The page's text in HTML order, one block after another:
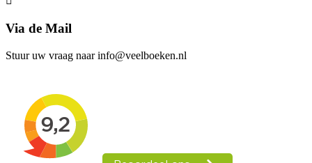
Via de Mail
Stuur uw vraag naar info@veelboeken.nl